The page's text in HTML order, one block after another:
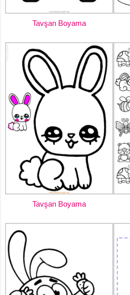
Tavşan Boyama
Tavşan Boyama